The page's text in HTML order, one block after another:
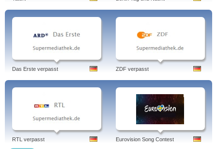
Das Erste verpasst ZDF verpasst
RTL verpasst Eurovision Song Contest